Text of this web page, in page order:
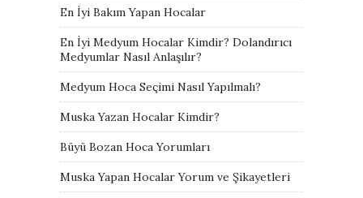
En İyi Bakım Yapan Hocalar
En İyi Medyum Hocalar Kimdir? Dolandırıcı
Medyumlar Nasıl Anlaşılır?
Medyum Hoca Seçimi Nasıl Yapılmalı?
Muska Yazan Hocalar Kimdir?
Büyü Bozan Hoca Yorumları
Muska Yapan Hocalar Yorum ve Şikayetleri